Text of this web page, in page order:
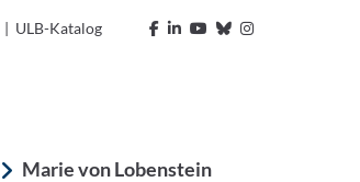
| ULB-Katalog
Marie von Lobenstein